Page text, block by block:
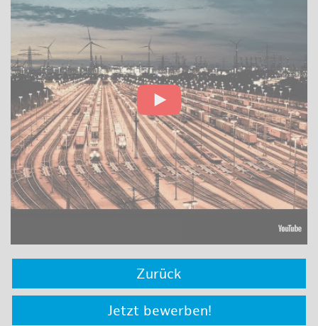
Zurück
Jetzt bewerben!